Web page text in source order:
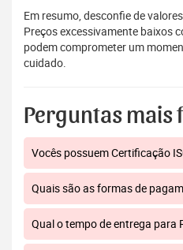
Em resumo, desconfie de
Preços excessivamente baixos
podem comprometer um
cuidado.
Perguntas mais
Vocês possuem Certificação
Quais são as formas de
Qual o tempo de entrega para